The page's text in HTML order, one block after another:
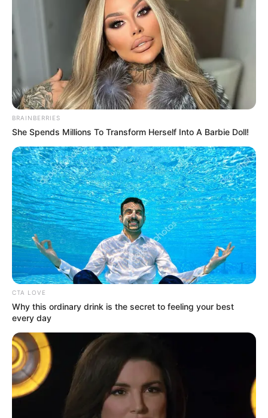
Amanda Elise Lee
BRAINBERRIES
She Spends Millions To Transform Herself Into A Barbie Doll!
CTA LOVE
Why this ordinary drink is the secret to feeling your best
every day